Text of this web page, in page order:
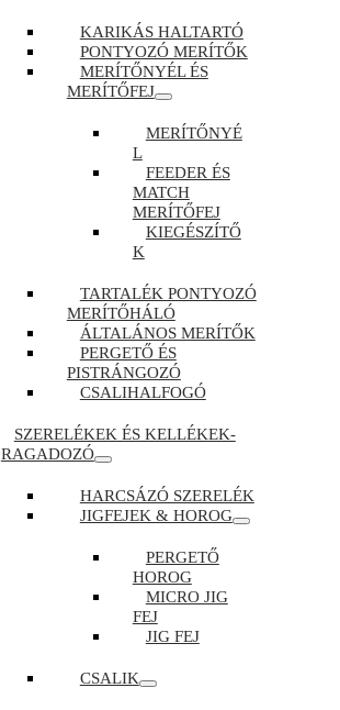
KARIKÁS HALTARTÓ
PONTYOZÓ MERÍTŐK
MERÍTŐNYÉL ÉS
MERÍTŐFEJ
MERÍTŐNYÉ
L
FEEDER ÉS
MATCH
MERÍTŐFEJ
KIEGÉSZÍTŐ
K
TARTALÉK PONTYOZÓ
MERÍTŐHÁLÓ
ÁLTALÁNOS MERÍTŐK
PERGETŐ ÉS
PISTRÁNGOZÓ
CSALIHALFOGÓ
SZERELÉKEK ÉS KELLÉKEK-
RAGADOZÓ
HARCSÁZÓ SZERELÉK
JIGFEJEK & HOROG
PERGETŐ
HOROG
MICRO JIG
FEJ
JIG FEJ
CSALIK